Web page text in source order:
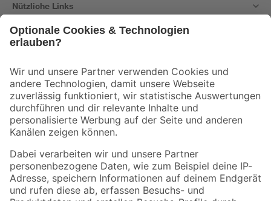
Nützliche Links
Der toom Newsletter: Keine Angebote und Aktionen mehr verpassen!
Zur Newsletter Anmeldung
Folge uns
Zahlungsarten Versandarten